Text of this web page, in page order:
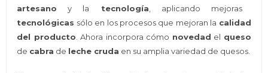
artesano y la tecnología, aplicando mejoras
tecnológicas sólo en los procesos que mejoran la calidad
del producto. Ahora incorpora cómo novedad el queso
de cabra de leche cruda en su amplia variedad de quesos.